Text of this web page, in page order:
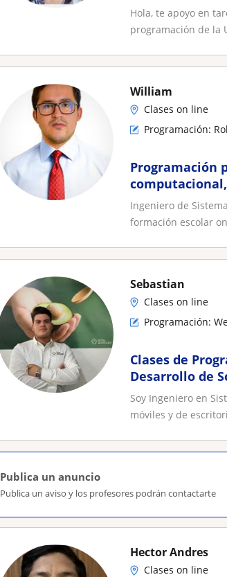
Hola, te apoyo en
programación de la
William
Clases on line
Programación:
Programación
hojas de
Ingeniero de
formación escolar
Sebastian
Clases on line
Programación:
Clases de
Desarrollo de
básico
Soy Ingeniero en
móviles y de
Publica un anuncio
Publica un aviso y los profesores podrán contactarte
Hector Andres
Clases on line